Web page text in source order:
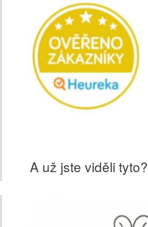
A už jste viděli tyto?